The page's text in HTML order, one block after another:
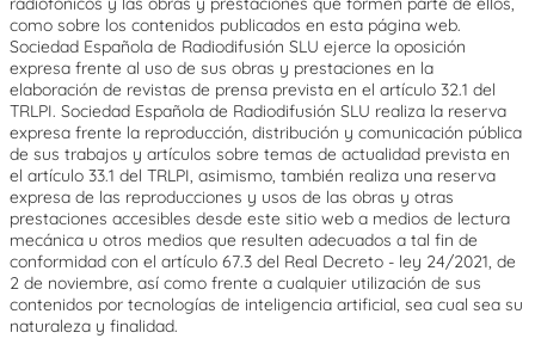
como sobre los contenidos publicados en esta página web.
Sociedad Española de Radiodifusión SLU ejerce la oposición
expresa frente al uso de sus obras y prestaciones en la
elaboración de revistas de prensa prevista en el artículo 32.1 del
TRLPI. Sociedad Española de Radiodifusión SLU realiza la reserva
expresa frente la reproducción, distribución y comunicación pública
de sus trabajos y artículos sobre temas de actualidad prevista en
el artículo 33.1 del TRLPI, asimismo, también realiza una reserva
expresa de las reproducciones y usos de las obras y otras
prestaciones accesibles desde este sitio web a medios de lectura
mecánica u otros medios que resulten adecuados a tal fin de
conformidad con el artículo 67.3 del Real Decreto - ley 24/2021, de
2 de noviembre, así como frente a cualquier utilización de sus
contenidos por tecnologías de inteligencia artificial, sea cual sea su
naturaleza y finalidad.